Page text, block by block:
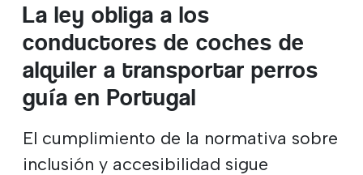
La ley obliga a los
conductores de coches de
alquiler a transportar perros
guía en Portugal
El cumplimiento de la normativa sobre
inclusión y accesibilidad sigue